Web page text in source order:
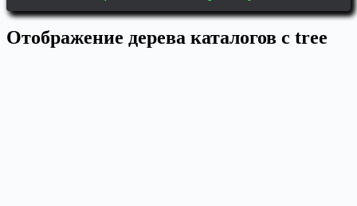
Отображение дерева каталогов с tree